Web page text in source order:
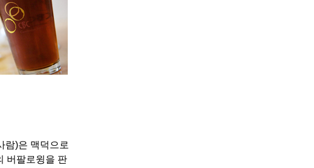
람)은 맥덕으로
버팔로윙을 판